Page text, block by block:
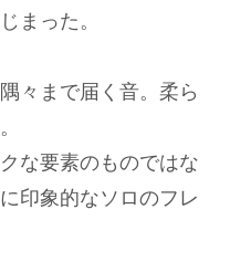
まった。
々まで届く音。柔ら
な要素のものではな
印象的なソロのフレ